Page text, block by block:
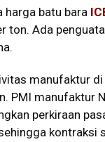
harga batu bara
ton. Ada
manufaktur
PMI manufaktur
perkiraan
kontraksi